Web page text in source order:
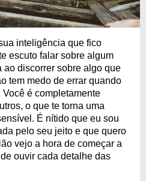
inteligência que fico
escuto falar sobre algum
ao discorrer sobre algo que
tem medo de errar quando
é completamente
o que te torna uma
É nítido que eu sou
pelo seu jeito e que quero
vejo a hora de começar a
ouvir cada detalhe das